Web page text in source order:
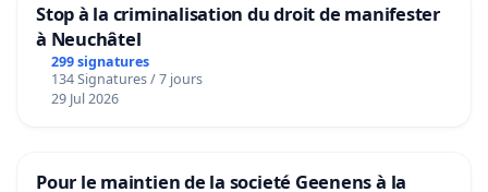
Stop à la criminalisation du droit de manifester
à Neuchâtel
299 signatures
134 Signatures / 7 jours
29 Jul 2026
Pour le maintien de la societé Geenens à la